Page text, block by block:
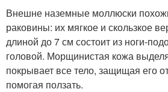
Внешне наземные моллюски
раковины: их мягкое и скользкое
длиной до 7 см состоит из ноги-
головой. Морщинистая кожа
покрывает все тело, защищая его
помогая ползать.